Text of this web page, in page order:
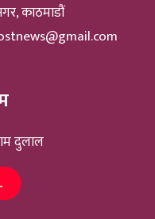
काठमाडौं
दुलाल